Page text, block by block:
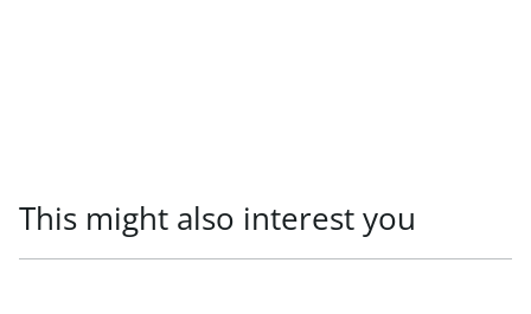
This might also interest you